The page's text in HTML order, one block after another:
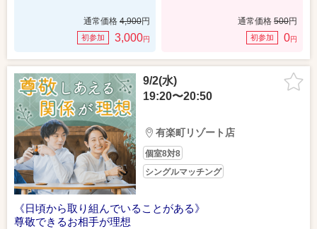
通常価格 4,900円
初参加 3,000円
通常価格 500円
初参加 0円
9/2(水)
19:20〜20:50
有楽町リゾート店
個室8対8
シングルマッチング
《日頃から取り組んでいることがある》
尊敬できるお相手が理想